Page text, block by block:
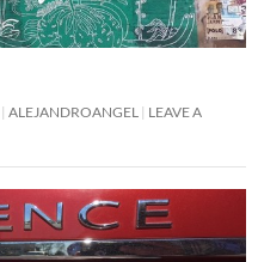
ALEJANDROANGEL
LEAVE A